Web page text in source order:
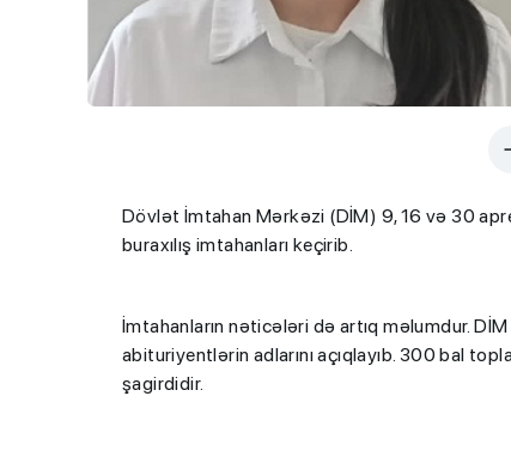
Dövlət İmtahan Mərkəzi (DİM) 9, 16 və 30
buraxılış imtahanları keçirib.
İmtahanların nəticələri də artıq məlumdur.
abituriyentlərin adlarını açıqlayıb. 300 bal
şagirdidir.